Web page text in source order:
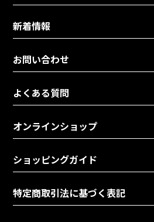
新着情報
お問い合わせ
よくある質問
オンラインショップ
ショッピングガイド
特定商取引法に基づく表記